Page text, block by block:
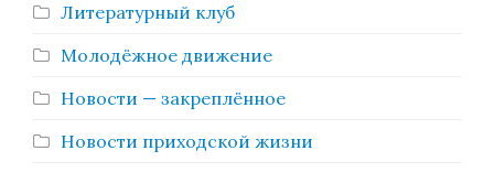
Литературный клуб
Молодёжное движение
Новости — закреплённое
Новости приходской жизни